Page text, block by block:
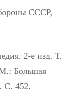
СССР,
2-е изд. Т.
Большая
С. 452.